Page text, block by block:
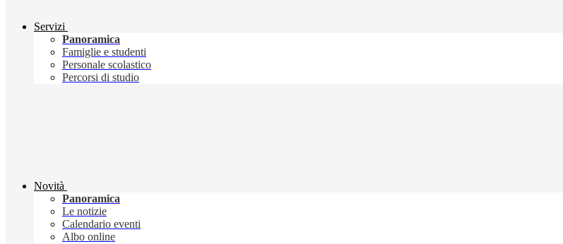
Servizi
Panoramica
Famiglie e studenti
Personale scolastico
Percorsi di studio
Novità
Panoramica
Le notizie
Calendario eventi
Albo online